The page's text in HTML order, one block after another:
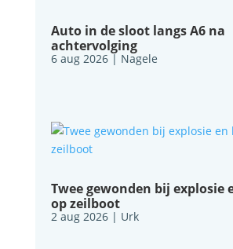
Auto in de sloot langs A6 na
achtervolging
6 aug 2026| Nagele
Twee gewonden bij explosie
op zeilboot
2 aug 2026| Urk